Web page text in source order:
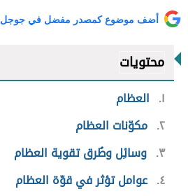
أضف موضوع كمصدر مفضل في جوجل
محتويات
١
العظام
٢ مكوّنات العظام
٣ وسائِل وطُرق تقوية العظام
٤ عوامل تؤثر في قوّة العظام